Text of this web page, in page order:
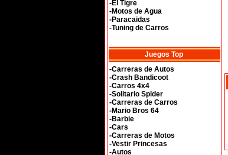
-El Tigre
-Motos de Agua
-Paracaidas
-Tuning de Carros
Juegos Top
-Carreras de Autos
-Crash Bandicoot
-Carros 4x4
-Solitario Spider
-Carreras de Carros
-Mario Bros 64
-Barbie
-Cars
-Carreras de Motos
-Vestir Princesas
-Autos